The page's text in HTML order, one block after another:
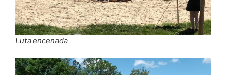
Luta encenada